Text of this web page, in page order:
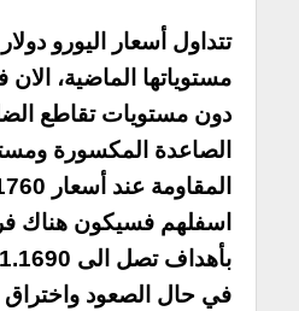
تتداول أسعار اليورو
مستوياتها الماضية،
دون مستويات تقاطع
الصاعدة المكسورة
اسفلهم فسيكون هناك
في حال الصعود